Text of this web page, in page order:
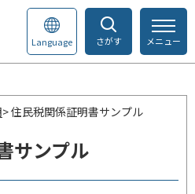
さがす
Language メニュー
> 住民税関係証明書サンプル
サンプル